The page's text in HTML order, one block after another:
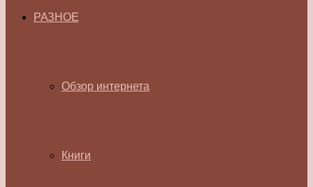
РАЗНОЕ
Обзор интернета
Книги